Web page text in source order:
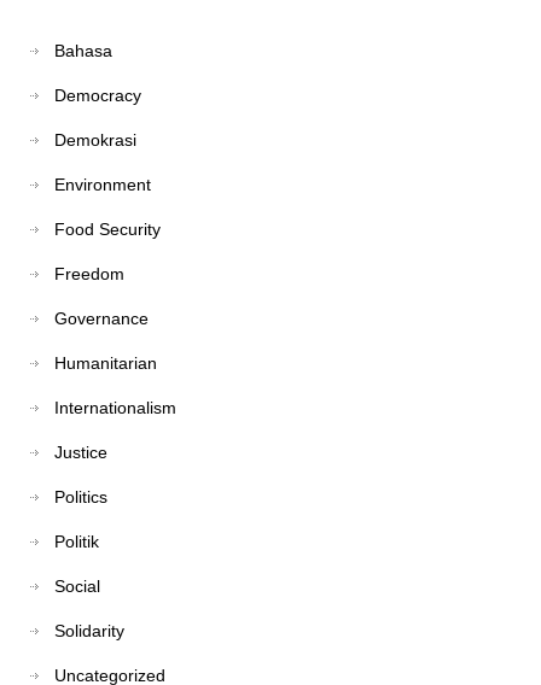
Bahasa
Democracy
Demokrasi
Environment
Food Security
Freedom
Governance
Humanitarian
Internationalism
Justice
Politics
Politik
Social
Solidarity
Uncategorized